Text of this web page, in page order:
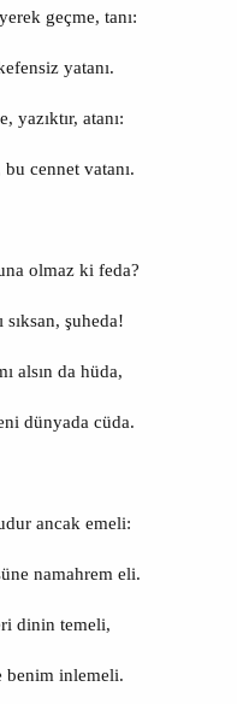
geçme, tanı:
yatanı.
yazıktır, atanı:
cennet vatanı.
olmaz ki feda?
sıksan, şuheda!
alsın da hüda,
dünyada cüda.
ancak emeli:
namahrem eli.
dinin temeli,
benim inlemeli.